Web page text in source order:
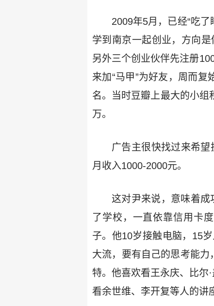
2009年5月，已经“吃了
学到南京一起创业，方向是
另外三个创业伙伴先注册
来加“马甲”为好友，周而
名。当时豆瓣上最大的小组
万。
广告主很快找过来希望
月收入1000-2000元。
这对尹来说，意味着成
了学校，一直依靠信用卡
子。他10岁接触电脑，15
大流，要有自己的思考能
特。他喜欢看王永庆、比尔
看余世维、李开复等人的讲